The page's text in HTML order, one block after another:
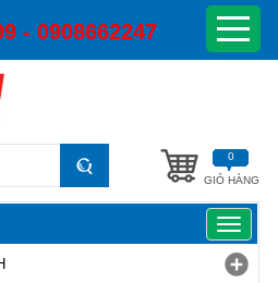
- 0908662247
GIỎ HÀNG
0
Toggle